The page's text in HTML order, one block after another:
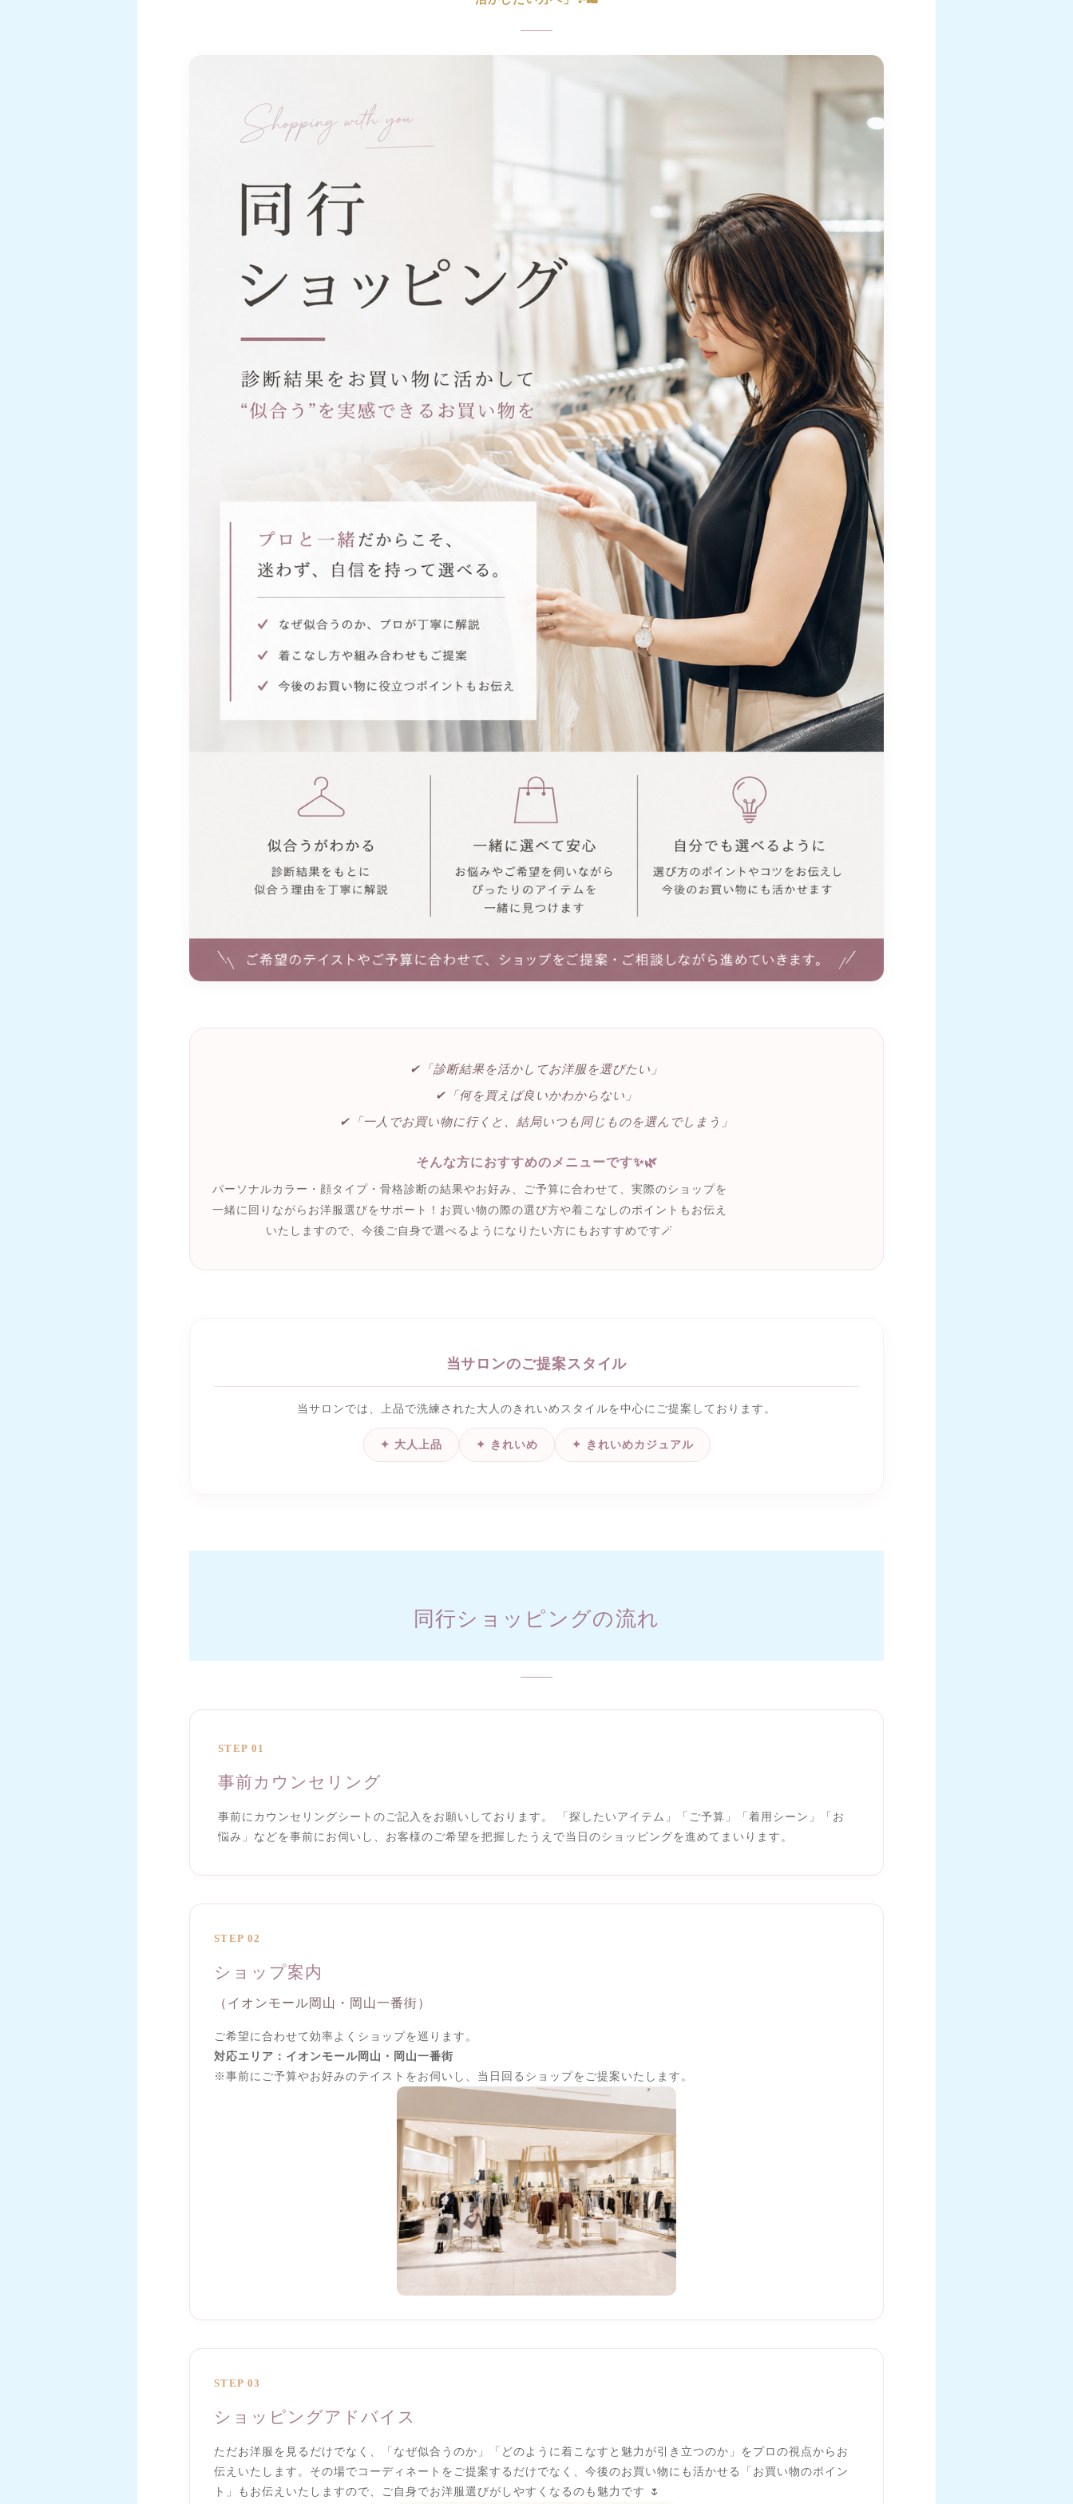
✔︎「診断結果を活かしてお洋服を選びたい」
✔︎「何を買えば良いかわからない」
✔︎「一人でお買い物に行くと、結局いつも同じものを選んでしまう」
そんな方におすすめのメニューです✨🌿
パーソナルカラー・顔タイプ・骨格診断の結果やお好み、ご予算に合わせて、実際のショップを
一緒に回りながらお洋服選びをサポート！お買い物の際の選び方や着こなしのポイントもお伝え
いたしますので、今後ご自身で選べるようになりたい方にもおすすめです🪄
当サロンのご提案スタイル
当サロンでは、上品で洗練された大人のきれいめスタイルを中心にご提案しております。
✦ 大人上品 ✦ きれいめ ✦ きれいめカジュアル
同行ショッピングの流れ
STEP 01
事前カウンセリング
事前にカウンセリングシートのご記入をお願いしております。 「探したいアイテム」「ご予算」「着用シーン」「お
悩み」などを事前にお伺いし、お客様のご希望を把握したうえで当日のショッピングを進めてまいります。
STEP 02
ショップ案内
（イオンモール岡山・岡山一番街）
ご希望に合わせて効率よくショップを巡ります。
対応エリア：イオンモール岡山・岡山一番街
※事前にご予算やお好みのテイストをお伺いし、当日回るショップをご提案いたします。
STEP 03
ショッピングアドバイス
ただお洋服を見るだけでなく、「なぜ似合うのか」「どのように着こなすと魅力が引き立つのか」をプロの視点からお
伝えいたします。その場でコーディネートをご提案するだけでなく、今後のお買い物にも活かせる「お買い物のポイン
ト」もお伝えいたしますので、ご自身でお洋服選びがしやすくなるのも魅力です 🌷